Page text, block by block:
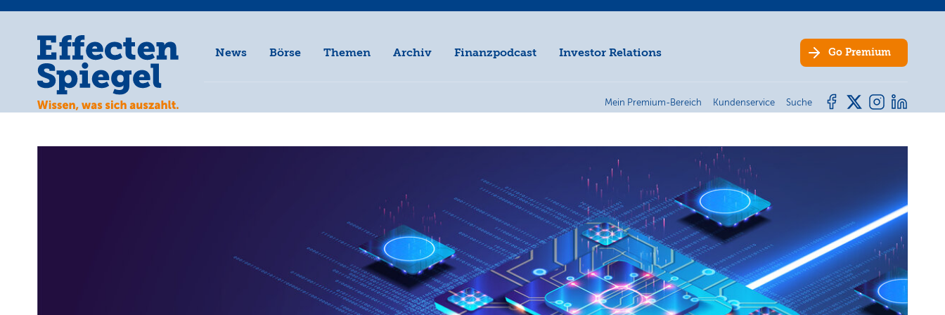
News Börse Themen Archiv Finanzpodcast Investor Relations Go Premium
Mein Premium-Bereich Kundenservice Suche